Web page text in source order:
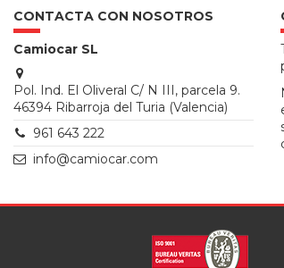
CONTACTA CON NOSOTROS
Camiocar SL
Pol. Ind. El Oliveral C/ N III, parcela 9.
46394 Ribarroja del Turia (Valencia)
961 643 222
info@camiocar.com